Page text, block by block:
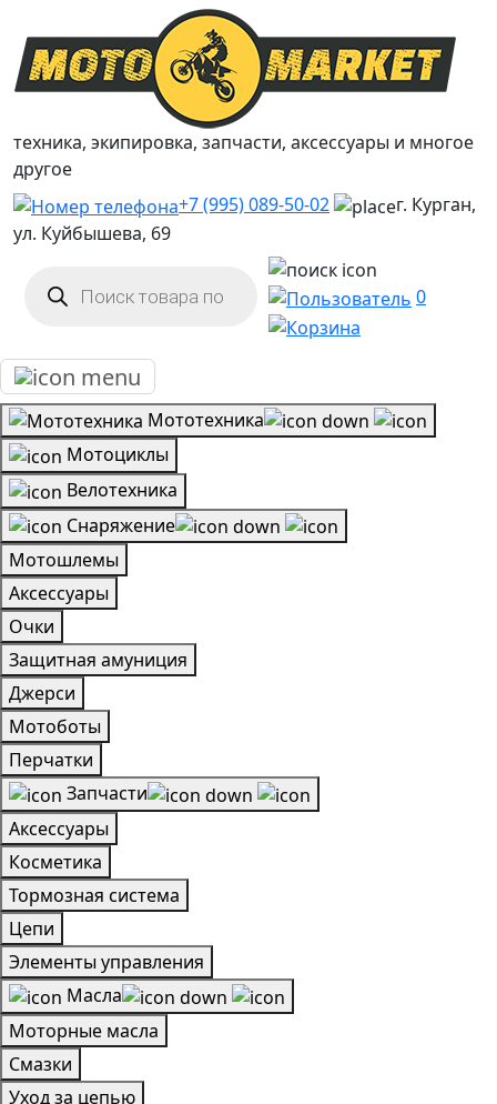
техника, экипировка, запчасти, аксессуары и многое
другое
+7 (995) 089-50-02
г. Курган,
ул. Куйбышева, 69
товаров 0
Мототехника
Мотоциклы
Велотехника
Снаряжение
Мотошлемы
Аксессуары
Очки
Защитная амуниция
Джерси
Мотоботы
Перчатки
Запчасти
Аксессуары
Косметика
Тормозная система
Цепи
Элементы управления
Масла
Моторные масла
Смазки
Уход за цепью